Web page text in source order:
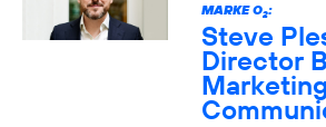
MARKE O2:
Steve
Director
Marketing